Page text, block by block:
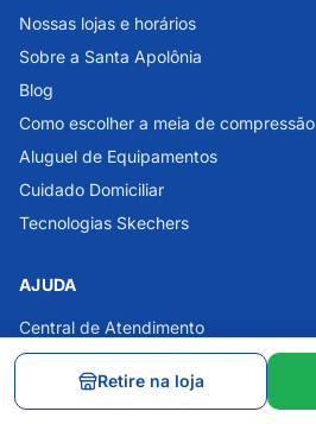
Nossas lojas e horários
Sobre a Santa Apolônia
Blog
Como escolher a meia de compressão
Aluguel de Equipamentos
Cuidado Domiciliar
Tecnologias Skechers
AJUDA
Central de Atendimento
Dúvidas Frequentes
Política de Privacidade
Retire na loja